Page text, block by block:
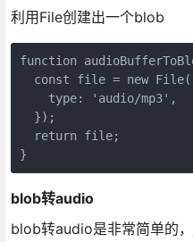
利用File创建出一个blob
function
const file = new
    type: 'audio/mp3',
  });
  return file;
}
blob转audio
blob转audio是非常简单的